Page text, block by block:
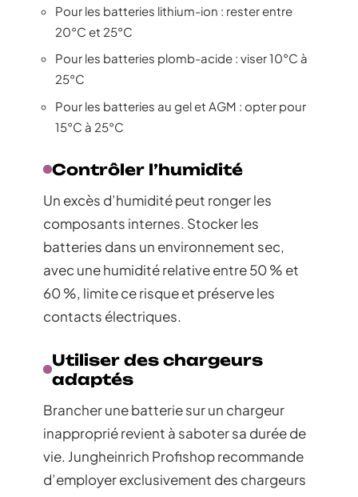
Pour les batteries lithium-ion : rester entre
20°C et 25°C
Pour les batteries plomb-acide : viser 10°C à
25°C
Pour les batteries au gel et AGM : opter pour
15°C à 25°C
Contrôler l’humidité
Un excès d’humidité peut ronger les
composants internes. Stocker les
batteries dans un environnement sec,
avec une humidité relative entre 50 % et
60 %, limite ce risque et préserve les
contacts électriques.
Utiliser des chargeurs
adaptés
Brancher une batterie sur un chargeur
inapproprié revient à saboter sa durée de
vie. Jungheinrich Profishop recommande
d’employer exclusivement des chargeurs